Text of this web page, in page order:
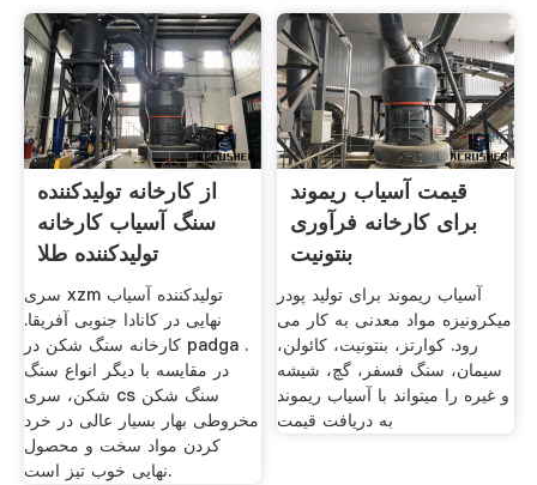
از کارخانه تولیدکننده
سنگ آسیاب کارخانه
تولیدکننده طلا
سری xzm تولیدکننده آسیاب
نهایی در کانادا جنوبی آفریقا.
کارخانه سنگ شکن در padga .
در مقایسه با دیگر انواع سنگ
شکن، سری cs سنگ شکن
مخروطی بهار بسیار عالی در خرد
کردن مواد سخت و محصول
نهایی خوب تیز است.
قیمت آسیاب ریموند
برای کارخانه فرآوری
بنتونیت
آسیاب ریموند برای تولید پودر
میکرونیزه مواد معدنی به کار می
رود. کوارتز، بنتونیت، کائولن،
سیمان، سنگ فسفر، گچ، شیشه
و غیره را میتواند با آسیاب ریموند
به دریافت قیمت